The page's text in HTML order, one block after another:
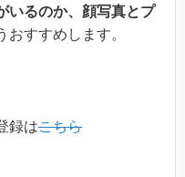
いるのか、顔写真とプ
おすすめします。
録はこちら